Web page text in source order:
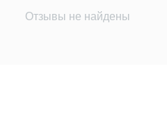
Отзывы не найдены